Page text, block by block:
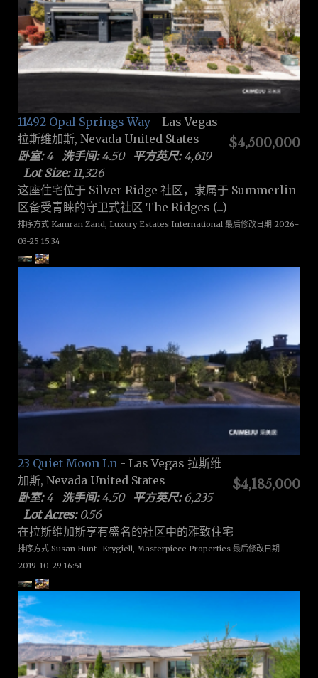
$4,500,000
11492 Opal Springs Way - Las Vegas
拉斯维加斯, Nevada United States
卧室:4 洗手间:4.50 平方英尺:4,619
Lot Size:11,326
这座住宅位于 Silver Ridge 社区，隶属于 Summerlin
区备受青睐的守卫式社区 The Ridges (...)
排序方式 Kamran Zand, Luxury Estates International 最后修改日期 2026-
03-25 15:34
$4,185,000
23 Quiet Moon Ln - Las Vegas 拉斯维
加斯, Nevada United States
卧室:4 洗手间:4.50 平方英尺:6,235
Lot Acres:0.56
在拉斯维加斯享有盛名的社区中的雅致住宅
排序方式 Susan Hunt- Krygiell, Masterpiece Properties 最后修改日期
2019-10-29 16:51